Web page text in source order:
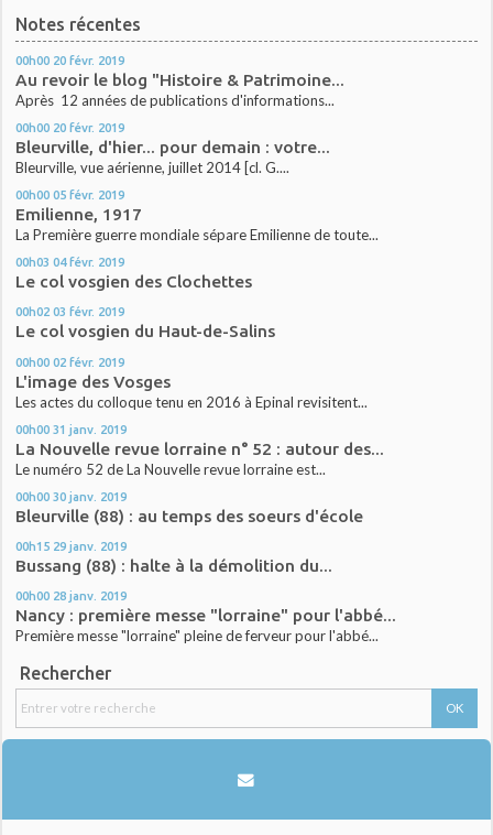
Notes récentes
00h00 20 févr. 2019
Au revoir le blog "Histoire & Patrimoine...
Après 12 années de publications d'informations...
00h00 20 févr. 2019
Bleurville, d'hier... pour demain : votre...
Bleurville, vue aérienne, juillet 2014 [cl. G....
00h00 05 févr. 2019
Emilienne, 1917
La Première guerre mondiale sépare Emilienne de toute...
00h03 04 févr. 2019
Le col vosgien des Clochettes
00h02 03 févr. 2019
Le col vosgien du Haut-de-Salins
00h00 02 févr. 2019
L'image des Vosges
Les actes du colloque tenu en 2016 à Epinal revisitent...
00h00 31 janv. 2019
La Nouvelle revue lorraine n° 52 : autour des...
Le numéro 52 de La Nouvelle revue lorraine est...
00h00 30 janv. 2019
Bleurville (88) : au temps des soeurs d'école
00h15 29 janv. 2019
Bussang (88) : halte à la démolition du...
00h00 28 janv. 2019
Nancy : première messe "lorraine" pour l'abbé...
Première messe "lorraine" pleine de ferveur pour l'abbé...
Rechercher